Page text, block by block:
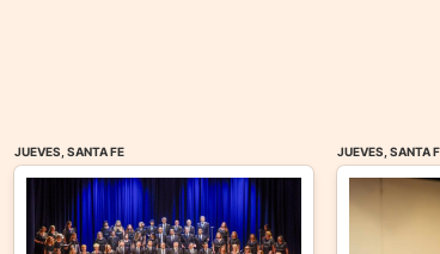
JUEVES, SANTA FE JUEVES, SANTA